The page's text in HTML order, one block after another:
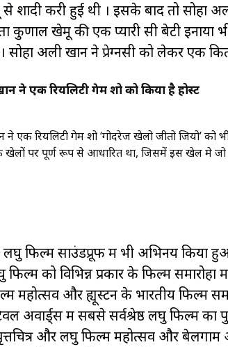
करी हुई थी । इसके बाद तो सोहा
कुणाल खेमू की एक प्यारी सी बेटी इनाया
सोहा अली खान ने प्रेग्नेंसी को लेकर एक
ने एक रियलिटी गेम शो को किया है होस्ट
ने एक रियलिटी गेम शो ‘गोदरेज खेलो जीतो जियो’
खेलों पर पूर्ण रूप से आधारित था, जिसमें इस खेल मे जो
लघु फिल्म साउंडप्रूफ में भी अभिनय किया
को विभिन्न प्रकार के फिल्म समारोहों
महोत्सव और ह्यूस्टन के भारतीय फिल्म
अवार्ड्स में सबसे सर्वश्रेष्ठ लघु फिल्म
वृत्तचित्र और लघु फिल्म महोत्सव और बेलगाम